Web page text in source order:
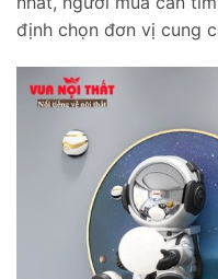
định chọn đơn vị cung